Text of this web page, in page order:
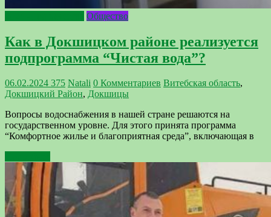
Общество
Как в Докшицком районе реализуется
подпрограмма “Чистая вода”?
06.02.2024 375 Natali 0 Комментариев Витебская область,
Докшицкий Район, Докшицы
Вопросы водоснабжения в нашей стране решаются на
государственном уровне. Для этого принята программа
“Комфортное жилье и благоприятная среда”, включающая в